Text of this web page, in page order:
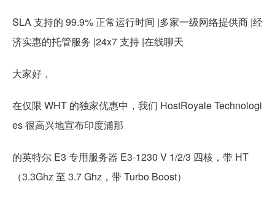
SLA 支持的 99.9% 正常运行时间 |多家一级网络提供商 |经
济实惠的托管服务 |24x7 支持 |在线聊天
大家好，
在仅限 WHT 的独家优惠中，我们 HostRoyale Technologi
es 很高兴地宣布印度浦那
的英特尔 E3 专用服务器 E3-1230 V 1/2/3 四核，带 HT
（3.3Ghz 至 3.7 Ghz，带 Turbo Boost）